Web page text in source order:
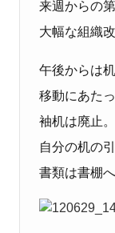
来週からの
大幅な組織
午後からは
移動にあた
袖机は廃止。
自分の机の
書類は書棚へ